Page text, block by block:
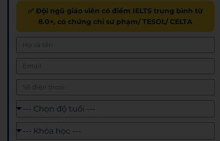
✅ Đội ngũ giáo viên có điểm IELTS trung bình từ
8.0+, có chứng chỉ sư phạm/ TESOL/ CELTA